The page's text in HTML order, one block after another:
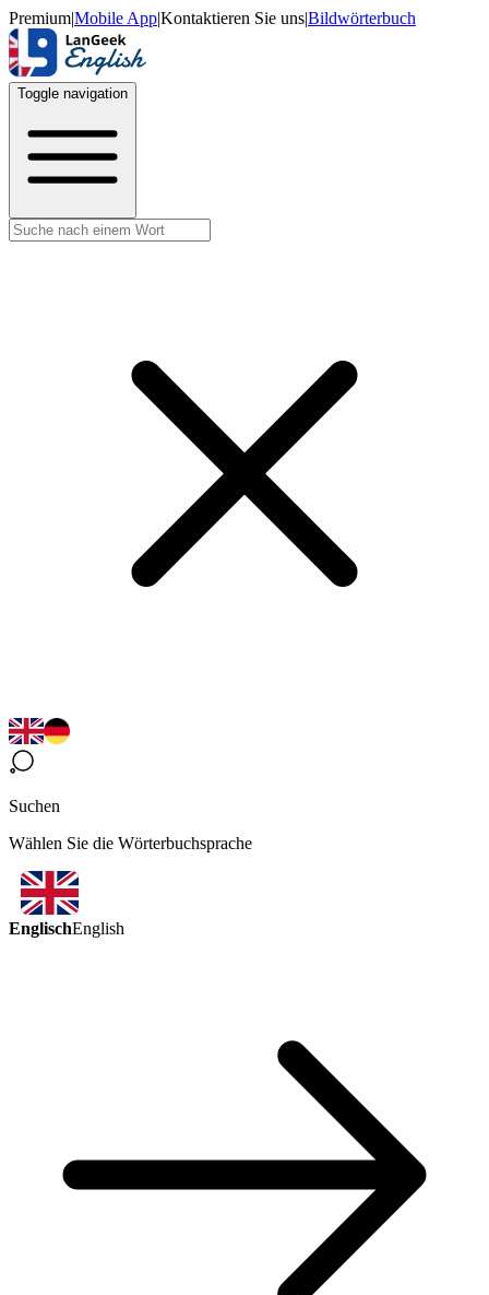
Premium|Mobile App|Kontaktieren Sie uns|Bildwörterbuch
Toggle navigation
Suchen
Wählen Sie die Wörterbuchsprache
EnglischEnglish